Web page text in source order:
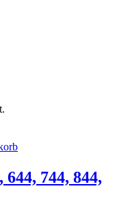
744, 844,